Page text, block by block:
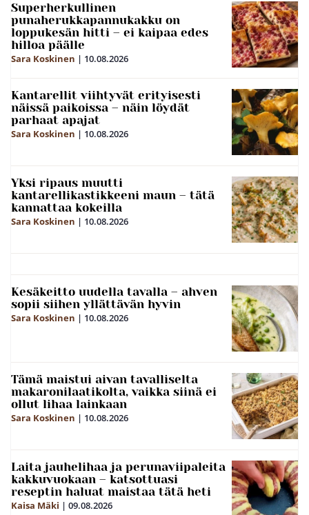
Superherkullinen
punaherukkapannukakku on
loppukesän hitti – ei kaipaa edes
hilloa päälle
Sara Koskinen | 10.08.2026
Kantarellit viihtyvät erityisesti
näissä paikoissa – näin löydät
parhaat apajat
Sara Koskinen | 10.08.2026
Yksi ripaus muutti
kantarellikastikkeeni maun – tätä
kannattaa kokeilla
Sara Koskinen | 10.08.2026
Kesäkeitto uudella tavalla – ahven
sopii siihen yllättävän hyvin
Sara Koskinen | 10.08.2026
Tämä maistui aivan tavalliselta
makaronilaatikolta, vaikka siinä ei
ollut lihaa lainkaan
Sara Koskinen | 10.08.2026
Laita jauhelihaa ja perunaviipaleita
kakkuvuokaan – katsottuasi
reseptin haluat maistaa tätä heti
Kaisa Mäki | 09.08.2026